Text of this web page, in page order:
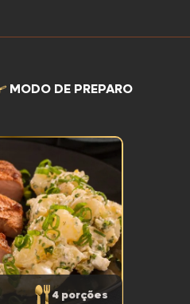
MODO DE PREPARO
4 porções